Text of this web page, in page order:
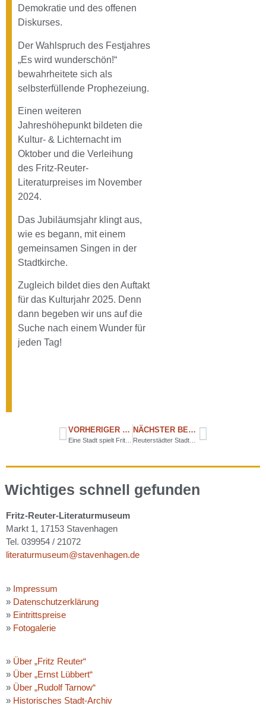
Demokratie und des offenen
Diskurses.
Der Wahlspruch des Festjahres
„Es wird wunderschön!“
bewahrheitete sich als
selbsterfüllende Prophezeiung.
Einen weiteren
Jahreshöhepunkt bildeten die
Kultur- & Lichternacht im
Oktober und die Verleihung
des Fritz-Reuter-
Literaturpreises im November
2024.
Das Jubiläumsjahr klingt aus,
wie es begann, mit einem
gemeinsamen Singen in der
Stadtkirche.
Zugleich bildet dies den Auftakt
für das Kulturjahr 2025. Denn
dann begeben wir uns auf die
Suche nach einem Wunder für
jeden Tag!
VORHERIGER BEITRAG
Eine Stadt spielt Fritz Reuter
NÄCHSTER BEITRAG
Reuterstädter Stadtgeschichte(n)
Wichtiges schnell gefunden
Fritz-Reuter-Literaturmuseum
Markt 1, 17153 Stavenhagen
Tel. 039954 / 21072
literaturmuseum@stavenhagen.de
» Impressum
» Datenschutzerklärung
» Eintrittspreise
» Fotogalerie
» Über „Fritz Reuter“
» Über „Ernst Lübbert“
» Über „Rudolf Tarnow“
» Historisches Stadt-Archiv